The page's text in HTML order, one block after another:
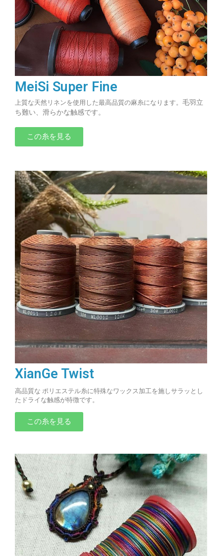
MeiSi Super Fine
上質な天然リネンを使用した最高品質の麻糸になります。 毛羽立
ち難い、滑らかな触感です。
この糸を見る
XianGe Twist
高品質な ポリエステル糸に特殊なワックス加工を施しサラッとし
たドライな触感が特徴です。
この糸を見る